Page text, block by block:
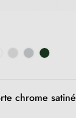
chrome satiné